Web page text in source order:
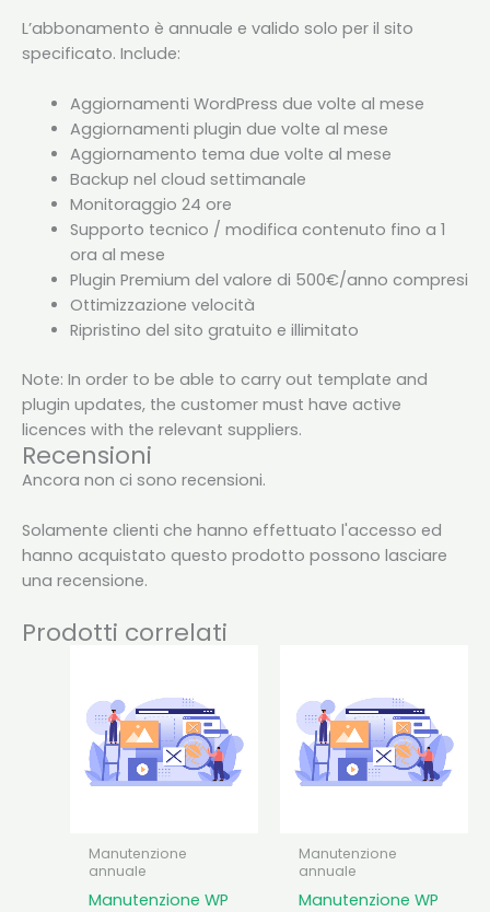
L’abbonamento è annuale e valido solo per il sito
specificato. Include:
Aggiornamenti WordPress due volte al mese
Aggiornamenti plugin due volte al mese
Aggiornamento tema due volte al mese
Backup nel cloud settimanale
Monitoraggio 24 ore
Supporto tecnico / modifica contenuto fino a 1
ora al mese
Plugin Premium del valore di 500€/anno compresi
Ottimizzazione velocità
Ripristino del sito gratuito e illimitato
Note: In order to be able to carry out template and
plugin updates, the customer must have active
licences with the relevant suppliers.
Recensioni
Ancora non ci sono recensioni.
Solamente clienti che hanno effettuato l'accesso ed
hanno acquistato questo prodotto possono lasciare
una recensione.
Prodotti correlati
Manutenzione
annuale
Manutenzione WP
Manutenzione
annuale
Manutenzione WP